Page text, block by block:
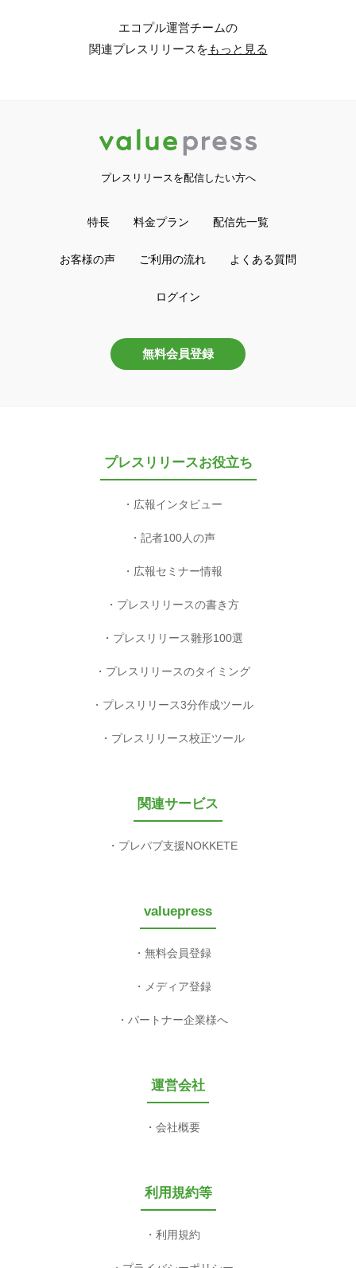
エコプル運営チームの
関連プレスリリースをもっと見る
プレスリリースを配信したい方へ
特長 料金プラン 配信先一覧
お客様の声 ご利用の流れ よくある質問
ログイン
無料会員登録
プレスリリースお役立ち
広報インタビュー
記者100人の声
広報セミナー情報
プレスリリースの書き方
プレスリリース雛形100選
プレスリリースのタイミング
プレスリリース3分作成ツール
プレスリリース校正ツール
関連サービス
プレパブ支援NOKKETE
valuepress
無料会員登録
メディア登録
パートナー企業様へ
運営会社
会社概要
利用規約等
利用規約